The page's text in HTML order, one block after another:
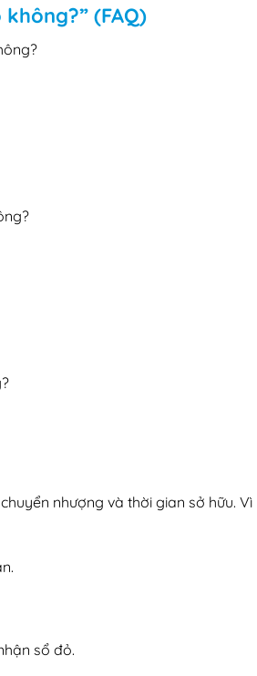
(FAQ)
nhượng và thời gian sở hữu. Vì
sổ đỏ.